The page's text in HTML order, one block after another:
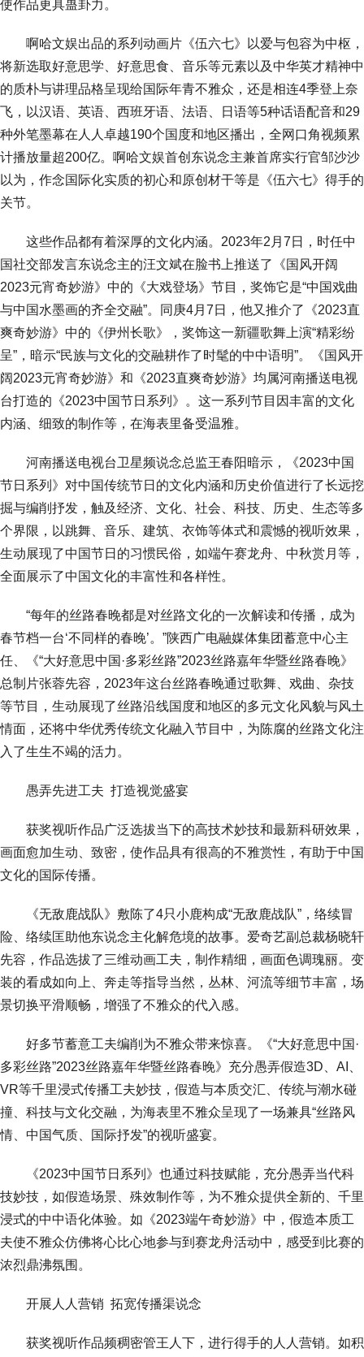
使作品更具蛊卦力。
啊哈文娱出品的系列动画片《伍六七》以爱与包容为中枢，
将新选取好意思学、好意思食、音乐等元素以及中华英才精神中
的质朴与讲理品格呈现给国际年青不雅众，还是相连4季登上奈
飞，以汉语、英语、西班牙语、法语、日语等5种话语配音和29
种外笔墨幕在人人卓越190个国度和地区播出，全网口角视频累
计播放量超200亿。啊哈文娱首创东说念主兼首席实行官邹沙沙
以为，作念国际化实质的初心和原创材干等是《伍六七》得手的
关节。
这些作品都有着深厚的文化内涵。2023年2月7日，时任中
国社交部发言东说念主的汪文斌在脸书上推送了《国风开阔
2023元宵奇妙游》中的《大戏登场》节目，奖饰它是“中国戏曲
与中国水墨画的齐全交融”。同庚4月7日，他又推介了《2023直
爽奇妙游》中的《伊州长歌》，奖饰这一新疆歌舞上演“精彩纷
呈”，暗示“民族与文化的交融耕作了时髦的中中语明”。《国风开
阔2023元宵奇妙游》和《2023直爽奇妙游》均属河南播送电视
台打造的《2023中国节日系列》。这一系列节目因丰富的文化
内涵、细致的制作等，在海表里备受温雅。
河南播送电视台卫星频说念总监王春阳暗示，《2023中国
节日系列》对中国传统节日的文化内涵和历史价值进行了长远挖
掘与编削抒发，触及经济、文化、社会、科技、历史、生态等多
个界限，以跳舞、音乐、建筑、衣饰等体式和震憾的视听效果，
生动展现了中国节日的习惯民俗，如端午赛龙舟、中秋赏月等，
全面展示了中国文化的丰富性和各样性。
“每年的丝路春晚都是对丝路文化的一次解读和传播，成为
春节档一台‘不同样的春晚’。”陕西广电融媒体集团蓄意中心主
任、《“大好意思中国·多彩丝路”2023丝路嘉年华暨丝路春晚》
总制片张蓉先容，2023年这台丝路春晚通过歌舞、戏曲、杂技
等节目，生动展现了丝路沿线国度和地区的多元文化风貌与风土
情面，还将中华优秀传统文化融入节目中，为陈腐的丝路文化注
入了生生不竭的活力。
愚弄先进工夫 打造视觉盛宴
获奖视听作品广泛选拔当下的高技术妙技和最新科研效果，
画面愈加生动、致密，使作品具有很高的不雅赏性，有助于中国
文化的国际传播。
《无敌鹿战队》敷陈了4只小鹿构成“无敌鹿战队”，络续冒
险、络续匡助他东说念主化解危境的故事。爱奇艺副总裁杨晓轩
先容，作品选拔了三维动画工夫，制作精细，画面色调瑰丽。变
装的看成如向上、奔走等指导当然，丛林、河流等细节丰富，场
景切换平滑顺畅，增强了不雅众的代入感。
好多节蓄意工夫编削为不雅众带来惊喜。《“大好意思中国·
多彩丝路”2023丝路嘉年华暨丝路春晚》充分愚弄假造3D、AI、
VR等千里浸式传播工夫妙技，假造与本质交汇、传统与潮水碰
撞、科技与文化交融，为海表里不雅众呈现了一场兼具“丝路风
情、中国气质、国际抒发”的视听盛宴。
《2023中国节日系列》也通过科技赋能，充分愚弄当代科
技妙技，如假造场景、殊效制作等，为不雅众提供全新的、千里
浸式的中中语化体验。如《2023端午奇妙游》中，假造本质工
夫使不雅众仿佛将心比心地参与到赛龙舟活动中，感受到比赛的
浓烈鼎沸氛围。
开展人人营销 拓宽传播渠说念
获奖视听作品频稠密管王人下，进行得手的人人营销。如积